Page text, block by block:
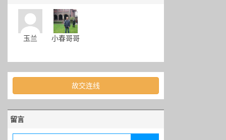
玉兰 小春哥哥
故交连线
留言